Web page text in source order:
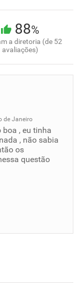
88%
a diretoria (de 52
avaliações)
de Janeiro
, eu tinha
, não sabia
os
questão